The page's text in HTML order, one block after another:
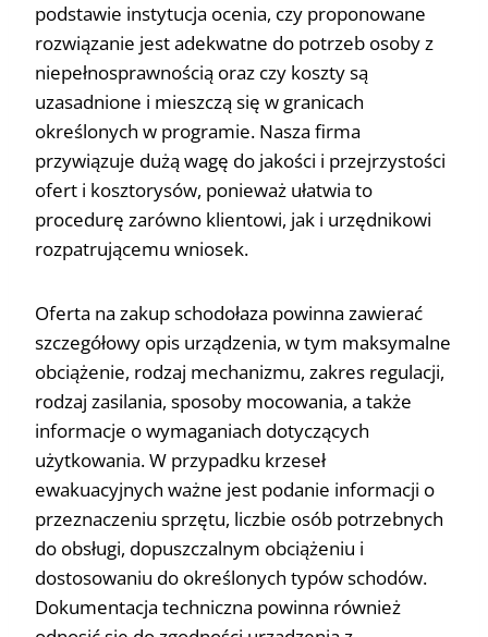
podstawie instytucja ocenia, czy proponowane
rozwiązanie jest adekwatne do potrzeb osoby z
niepełnosprawnością oraz czy koszty są
uzasadnione i mieszczą się w granicach
określonych w programie. Nasza firma
przywiązuje dużą wagę do jakości i przejrzystości
ofert i kosztorysów, ponieważ ułatwia to
procedurę zarówno klientowi, jak i urzędnikowi
rozpatrującemu wniosek.
Oferta na zakup schodołaza powinna zawierać
szczegółowy opis urządzenia, w tym maksymalne
obciążenie, rodzaj mechanizmu, zakres regulacji,
rodzaj zasilania, sposoby mocowania, a także
informacje o wymaganiach dotyczących
użytkowania. W przypadku krzeseł
ewakuacyjnych ważne jest podanie informacji o
przeznaczeniu sprzętu, liczbie osób potrzebnych
do obsługi, dopuszczalnym obciążeniu i
dostosowaniu do określonych typów schodów.
Dokumentacja techniczna powinna również